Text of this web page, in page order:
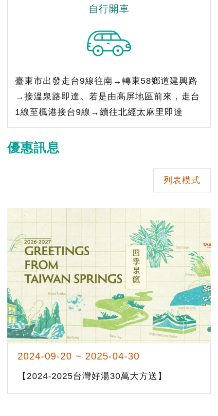
自行開車
臺東市出發走台9線往南→轉東58鄉道建興路
→接溫泉路即達。若是由高屏地區前來，走台
1線至楓港接台9線→續往北經太麻里即達
優惠訊息
列表模式
2024-09-20 ~ 2025-04-30
【2024-2025台灣好湯30萬大方送】